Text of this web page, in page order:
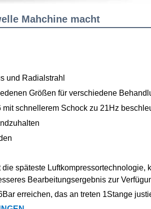
Mahchine macht
und Radialstrahl
Größen für verschiedene
schnellerem Schock zu 21Hz
späteste
Bearbeitungsergebnis zur
erreichen, das an treten 1Stange